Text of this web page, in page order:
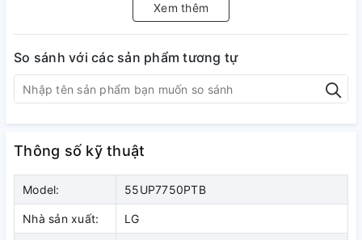
Độ phân giải 4K cho hình ảnh hiển
thị sắc nét gấp 4 lần Full HD
Xem thêm
So sánh với các sản phẩm tương tự
Thông số kỹ thuật
Model: 55UP7750PTB
Nhà sản xuất: LG